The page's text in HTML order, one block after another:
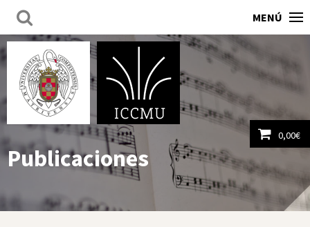
MENÚ
0,00€
Ver carrito
Publicaciones